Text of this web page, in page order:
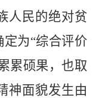
人民的绝对贫
为“综合评价
累硕果，也取
神面貌发生由